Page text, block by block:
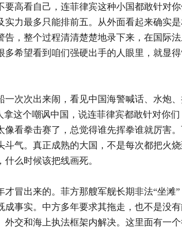
高看自己，连菲律宾这种小国都敢针对你
力最多只能排前五。从外面看起来确实
告，整个过程清清楚楚地录下来，在国际
希望看到咱们强硬出手的人眼里，就显得
次次出来闹，看见中国海警喊话、水炮
拿这个嘲讽中国，说连菲律宾都敢针对你们
看拳击赛了，总觉得谁先挥拳谁就厉害。
斗气。真正成熟的大国，不是每次都把火
么时候该把线画死。
冒出来的。菲方那艘军舰长期非法“坐滩”
成事实。中方多年要求其拖走，也不是没
交和海上执法框架内解决。这里面有一